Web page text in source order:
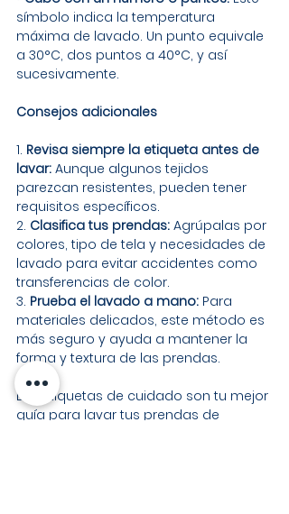
símbolo indica la temperatura
máxima de lavado. Un punto equivale
a 30°C, dos puntos a 40°C, y así
sucesivamente.
Consejos adicionales
1. Revisa siempre la etiqueta antes de
lavar: Aunque algunos tejidos
parezcan resistentes, pueden tener
requisitos específicos.
2. Clasifica tus prendas: Agrúpalas por
colores, tipo de tela y necesidades de
lavado para evitar accidentes como
transferencias de color.
3. Prueba el lavado a mano: Para
materiales delicados, este método es
más seguro y ayuda a mantener la
forma y textura de las prendas.
Las etiquetas de cuidado son tu mejor
guía para lavar tus prendas de